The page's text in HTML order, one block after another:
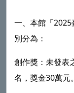
一、本館「
別分為：
創作獎：未發表
名，獎金30萬元。